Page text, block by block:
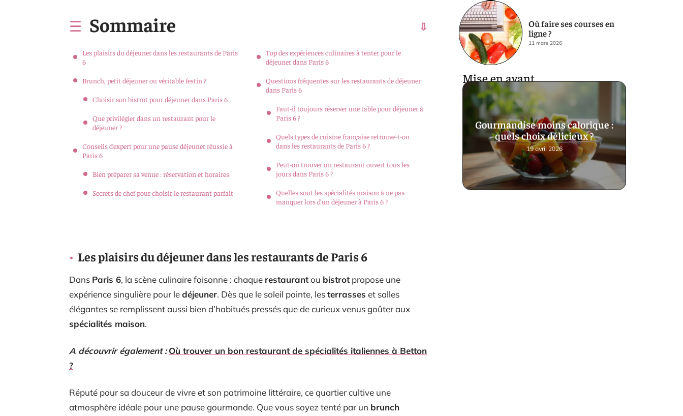
Sommaire
Les plaisirs du déjeuner dans les restaurants de Paris
6
Brunch, petit déjeuner ou véritable festin ?
Choisir son bistrot pour déjeuner dans Paris 6
Que privilégier dans un restaurant pour le
déjeuner ?
Conseils d’expert pour une pause déjeuner réussie à
Paris 6
Bien préparer sa venue : réservation et horaires
Secrets de chef pour choisir le restaurant parfait
Top des expériences culinaires à tenter pour le
déjeuner dans Paris 6
Questions fréquentes sur les restaurants de déjeuner
dans Paris 6
Faut-il toujours réserver une table pour déjeuner à
Paris 6 ?
Quels types de cuisine française retrouve-t-on
dans les restaurants de Paris 6 ?
Peut-on trouver un restaurant ouvert tous les
jours dans Paris 6 ?
Quelles sont les spécialités maison à ne pas
manquer lors d’un déjeuner à Paris 6 ?
Les plaisirs du déjeuner dans les restaurants de Paris 6
Dans Paris 6, la scène culinaire foisonne : chaque restaurantou bistrotpropose une
expérience singulière pour ledéjeuner. Dès que le soleil pointe, lesterrasses et salles
élégantes se remplissent aussi bien d’habitués pressés que de curieux venus goûter aux
spécialités maison.
A découvrir également : Où trouver un bon restaurant de spécialités italiennes à Betton
?
Réputé pour sa douceur de vivre et son patrimoine littéraire, ce quartier cultive une
atmosphère idéale pour une pause gourmande. Que vous soyez tenté par un brunch
Où faire ses courses en
ligne ?
11 mars 2026
Mise en avant
Gourmandise moins calorique :
quels choix délicieux ?
19 avril 2026